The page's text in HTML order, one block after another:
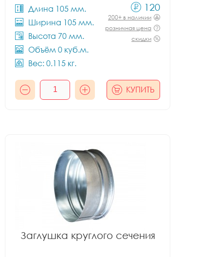
Длина 105 мм.
Ширина 105 мм.
Высота 70 мм.
Объём 0 куб.м.
Вес: 0.115 кг.
120
200+ в наличии
розничная цена
скидки
КУПИТЬ
Заглушка круглого сечения